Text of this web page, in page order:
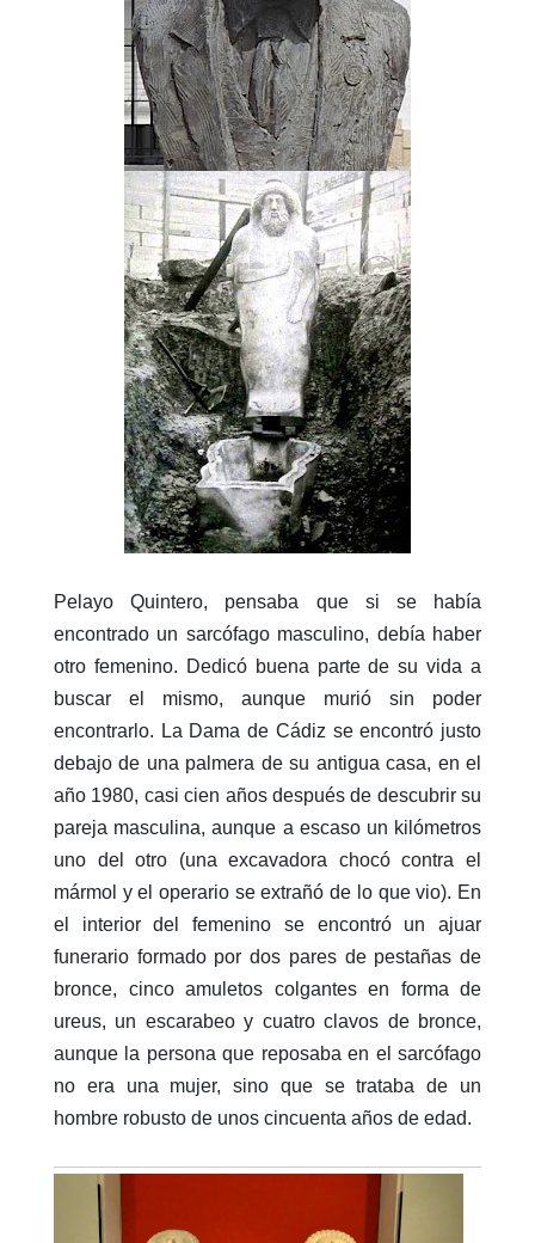
Pelayo Quintero, pensaba que si se había
encontrado un sarcófago masculino, debía haber
otro femenino. Dedicó buena parte de su vida a
buscar el mismo, aunque murió sin poder
encontrarlo. La Dama de Cádiz se encontró justo
debajo de una palmera de su antigua casa, en el
año 1980, casi cien años después de descubrir su
pareja masculina, aunque a escaso un kilómetros
uno del otro (una excavadora chocó contra el
mármol y el operario se extrañó de lo que vio). En
el interior del femenino se encontró un ajuar
funerario formado por dos pares de pestañas de
bronce, cinco amuletos colgantes en forma de
ureus, un escarabeo y cuatro clavos de bronce,
aunque la persona que reposaba en el sarcófago
no era una mujer, sino que se trataba de un
hombre robusto de unos cincuenta años de edad.